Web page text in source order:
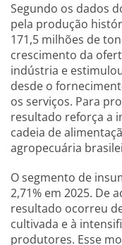
Segundo os dados
pela produção
171,5 milhões de
crescimento da
indústria e
desde o
os serviços. Para
resultado reforça a
cadeia de
agropecuária
O segmento de
2,71% em 2025. De
resultado ocorreu
cultivada e à
produtores. Esse